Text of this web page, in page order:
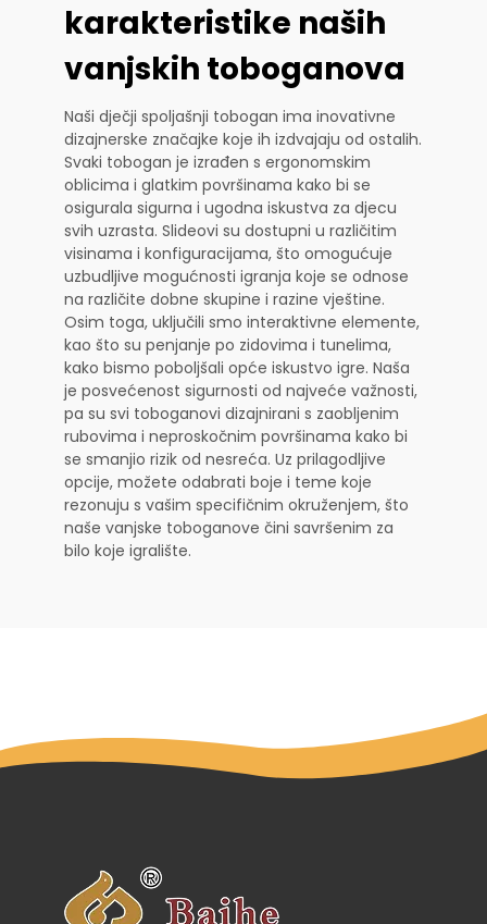
karakteristike naših
vanjskih toboganova
Naši dječji spoljašnji tobogan ima inovativne
dizajnerske značajke koje ih izdvajaju od ostalih.
Svaki tobogan je izrađen s ergonomskim
oblicima i glatkim površinama kako bi se
osigurala sigurna i ugodna iskustva za djecu
svih uzrasta. Slideovi su dostupni u različitim
visinama i konfiguracijama, što omogućuje
uzbudljive mogućnosti igranja koje se odnose
na različite dobne skupine i razine vještine.
Osim toga, uključili smo interaktivne elemente,
kao što su penjanje po zidovima i tunelima,
kako bismo poboljšali opće iskustvo igre. Naša
je posvećenost sigurnosti od najveće važnosti,
pa su svi toboganovi dizajnirani s zaobljenim
rubovima i neproskočnim površinama kako bi
se smanjio rizik od nesreća. Uz prilagodljive
opcije, možete odabrati boje i teme koje
rezonuju s vašim specifičnim okruženjem, što
naše vanjske toboganove čini savršenim za
bilo koje igralište.